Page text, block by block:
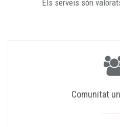
Els serveis són
Comunitat